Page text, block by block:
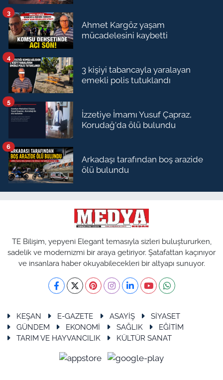
Ahmet Kargöz yaşam
mücadelesini kaybetti
3
3 kişiyi tabancayla yaralayan
emekli polis tutuklandı
4
İzzetiye İmamı Yusuf Çapraz,
Korudağ'da ölü bulundu
5
Arkadaşı tarafından boş arazide
ölü bulundu
6
TE Bilişim, yepyeni Elegant temasıyla sizleri buluştururken,
sadelik ve modernizmi bir araya getiriyor. Şatafattan kaçınıyor
ve insanlara haber okuyabilecekleri bir altyapı sunuyor.
KEŞAN E-GAZETE ASAYİŞ
SİYASET
GÜNDEM
EKONOMİ SAĞLIK
EĞİTİM
TARIM VE HAYVANCILIK
KÜLTÜR SANAT